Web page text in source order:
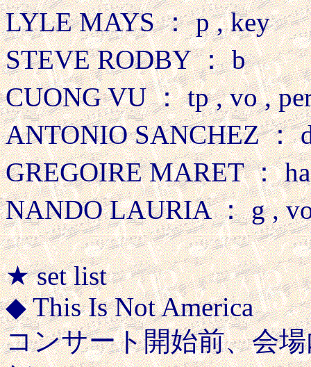
LYLE MAYS ： p , key
STEVE RODBY ： b
CUONG VU ： tp , vo ,
ANTONIO SANCHEZ ：
GREGOIRE MARET ：
NANDO LAURIA ： g ,
★ set list
◆ This Is Not America
コンサート開始前、会